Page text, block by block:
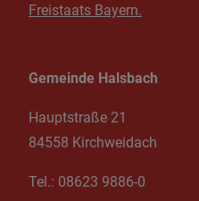
Freistaats Bayern.
Gemeinde Halsbach
Hauptstraße 21
84558 Kirchweidach
Tel.: 08623 9886-0